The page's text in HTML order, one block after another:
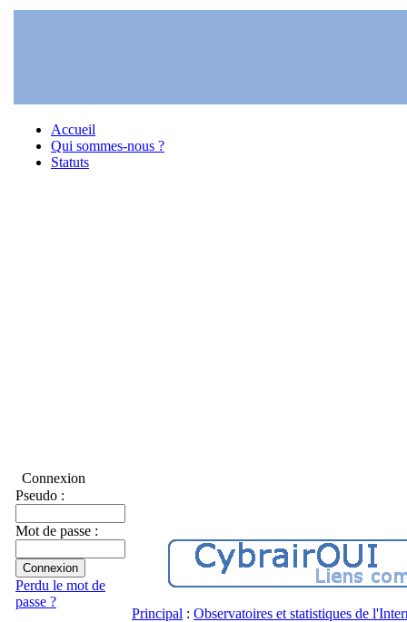
Accueil
Qui sommes-nous ?
Statuts
Connexion
Pseudo :
Mot de passe :
Perdu le mot de
passe ?
Principal : Observatoires et statistiques de